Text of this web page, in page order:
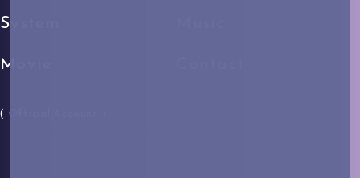
System
Movie
( Official Account )